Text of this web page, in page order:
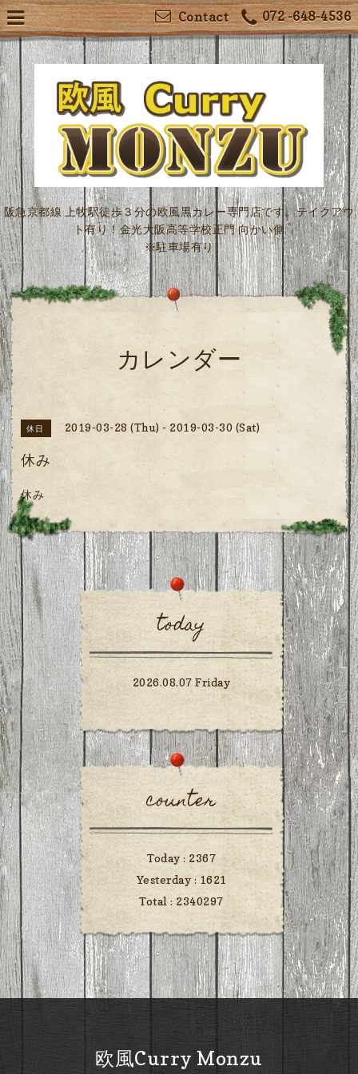
072 -648-4536
Contact
阪急京都線 上牧駅徒歩３分の欧風黒カレー専門店です。テイクアウ
ト有り！金光大阪高等学校正門 向かい側
※駐車場有り
カレンダー
休日 2019-03-28 (Thu) - 2019-03-30 (Sat)
休み
休み
today
2026.08.07 Friday
counter
Today : 2367
Yesterday : 1621
Total : 2340297
欧風Curry Monzu